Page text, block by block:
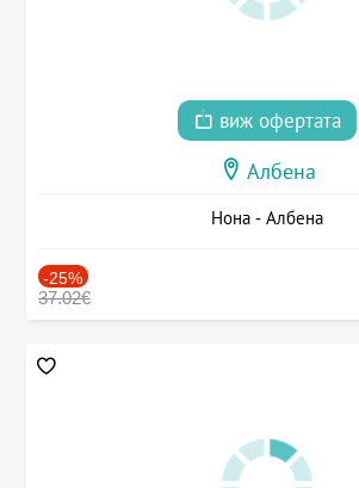
виж офертата
Албена
Нона - Албена
-25%
37.02€